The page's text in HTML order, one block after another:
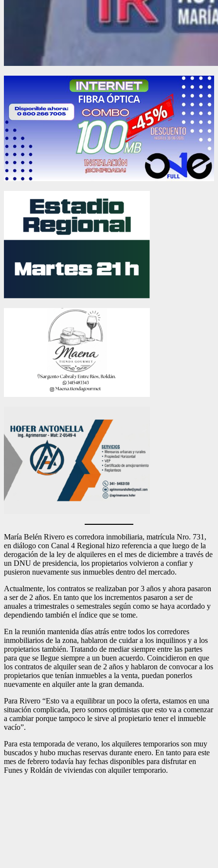
María Belén Rivero es corredora inmobiliaria, matrícula Nro. 731,
en diálogo con Canal 4 Regional hizo referencia a que luego de la
derogación de la ley de alquileres en el mes de diciembre a través de
un DNU de presidencia, los propietarios volvieron a confiar y
pusieron nuevamente sus inmuebles dentro del mercado.
Actualmente, los contratos se realizaban por 3 años y ahora pasaron
a ser de 2 años. En tanto que los incrementos pasaron a ser de
anuales a trimestrales o semestrales según como se haya acordado y
dependiendo también el índice que se tome.
En la reunión mantenida días atrás entre todos los corredores
inmobiliarios de la zona, hablaron de cuidar a los inquilinos y a los
propietarios también. Tratando de mediar siempre entre las partes
para que se llegue siempre a un buen acuerdo. Coincidieron en que
los contratos de alquiler sean de 2 años y hablaron de convocar a los
propietarios que tenían inmuebles a la venta, puedan ponerlos
nuevamente en alquiler ante la gran demanda.
Para Rivero “Esto va a equilibrar un poco la oferta, estamos en una
situación complicada, pero somos optimistas que esto va a comenzar
a cambiar porque tampoco le sirve al propietario tener el inmueble
vacío”.
Para esta temporada de verano, los alquileres temporarios son muy
buscados y hubo muchas reservas durante enero. En tanto para este
mes de febrero todavía hay fechas disponibles para disfrutar en
Funes y Roldán de viviendas con alquiler temporario.